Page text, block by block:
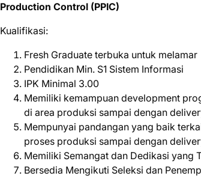
Production Control (PPIC)
Kualifikasi:
Fresh Graduate terbuka untuk melamar
Pendidikan Min. S1 Sistem Informasi
IPK Minimal 3.00
Memiliki kemampuan development
di area produksi sampai dengan
Mempunyai pandangan yang baik
proses produksi sampai dengan
Memiliki Semangat dan Dedikasi yang
Bersedia Mengikuti Seleksi dan